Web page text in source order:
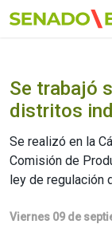
Ir al menú principal
Se trabajó
distritos
Se realizó en la
Comisión de
ley de regulación
Viernes 09 de